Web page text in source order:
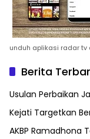
unduh aplikasi radar tv
Berita
Usulan Perbaikan
Kejati Targetkan
AKBP Ramadhona